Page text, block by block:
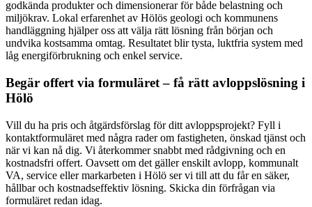
godkända produkter och dimensionerar för både belastning och
miljökrav. Lokal erfarenhet av Hölös geologi och kommunens
handläggning hjälper oss att välja rätt lösning från början och
undvika kostsamma omtag. Resultatet blir tysta, luktfria system med
låg energiförbrukning och enkel service.
Begär offert via formuläret – få rätt avloppslösning i
Hölö
Vill du ha pris och åtgärdsförslag för ditt avloppsprojekt? Fyll i
kontaktformuläret med några rader om fastigheten, önskad tjänst och
när vi kan nå dig. Vi återkommer snabbt med rådgivning och en
kostnadsfri offert. Oavsett om det gäller enskilt avlopp, kommunalt
VA, service eller markarbeten i Hölö ser vi till att du får en säker,
hållbar och kostnadseffektiv lösning. Skicka din förfrågan via
formuläret redan idag.